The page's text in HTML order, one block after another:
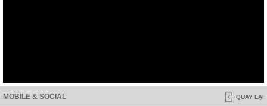
MOBILE & SOCIAL QUAY LẠI